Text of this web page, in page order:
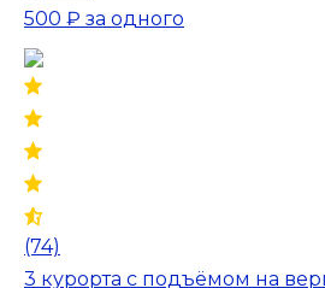
500 ₽ за одного
(74)
3 курорта с подъёмом на